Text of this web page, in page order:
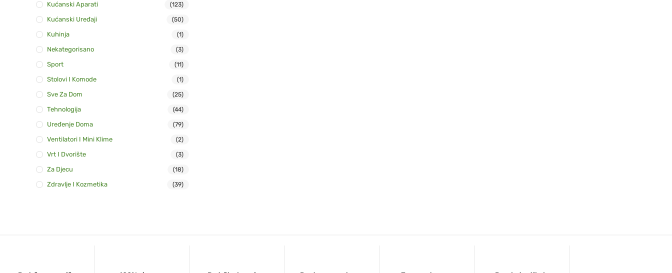
Kućanski Aparati (123)
Kućanski Uređaji (50)
Kuhinja (1)
Nekategorisano (3)
Sport (11)
Stolovi I Komode (1)
Sve Za Dom (25)
Tehnologija (44)
Uređenje Doma (79)
Ventilatori I Mini Klime (2)
Vrt I Dvorište (3)
Za Djecu (18)
Zdravlje I Kozmetika (39)